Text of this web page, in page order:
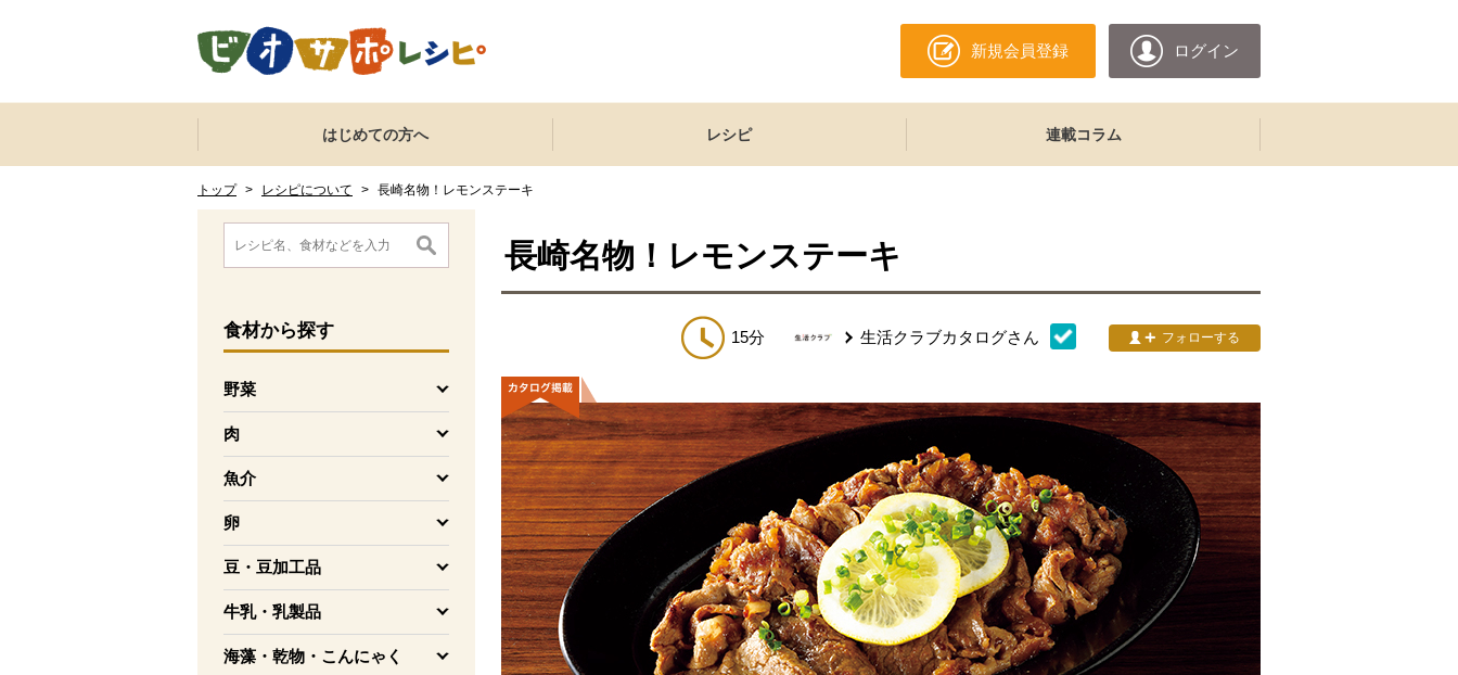
新規会員登録 ログイン
ここからサイト内共通メニューです。
サイト内共通メニューをスキップする
はじめての方へ レシピ 連載コラム
トップ > レシピについて > 長崎名物！レモンステーキ
ここから消費材検索メニューです。
食材から探す
野菜
を開く
肉
を開く
魚介
を開く
卵
を開く
豆・豆加工品
を開く
牛乳・乳製品
を開く
海藻・乾物・こんにゃく
を開く
消費材検索メニューここまで。
ここから本文です。
長崎名物！レモンステーキ
15分 生活クラブカタログさん フォローする